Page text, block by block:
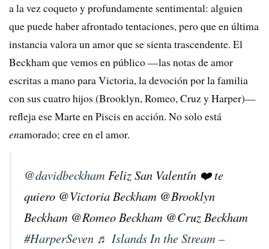
a la vez coqueto y profundamente sentimental: alguien
que puede haber afrontado tentaciones, pero que en última
instancia valora un amor que se sienta trascendente. El
Beckham que vemos en público —las notas de amor
escritas a mano para Victoria, la devoción por la familia
con sus cuatro hijos (Brooklyn, Romeo, Cruz y Harper)—
refleja ese Marte en Piscis en acción. No solo está
enamorado; cree en el amor.
@davidbeckhamFeliz San Valentín ❤️ te
quiero @Victoria Beckham @Brooklyn
Beckham @Romeo Beckham @Cruz Beckham
#HarperSeven ♬ Islands In the Stream –